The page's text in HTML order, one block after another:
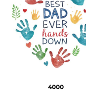
4000